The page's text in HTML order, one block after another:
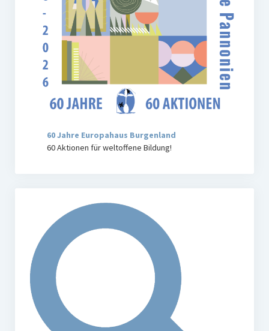
60 Jahre Europahaus Burgenland
60 Aktionen für weltoffene Bildung!